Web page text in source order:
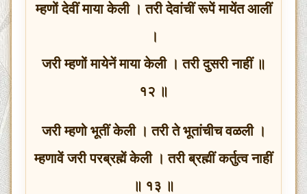
म्हणों देवीं माया केली । तरी देवांचीं रूपें मायेंत आलीं
।
जरी म्हणों मायेनें माया केली । तरी दुसरी नाहीं ॥
१२ ॥
जरी म्हणो भूतीं केली । तरी ते भूतांचीच वळली ।
म्हणावें जरी परब्रह्में केली । तरी ब्रह्मीं कर्तुत्व नाहीं
॥ १३ ॥